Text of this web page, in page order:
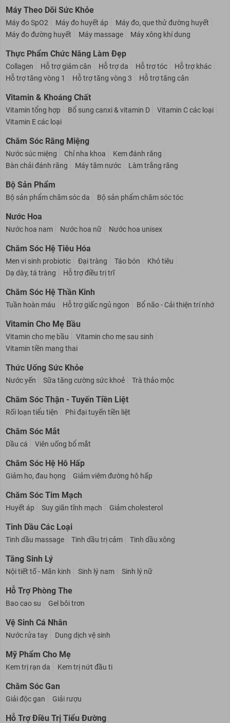
Máy Theo Dõi Sức Khỏe
Máy đo SpO2 Máy đo huyết áp
Máy đo, que thử đường huyết
Máy đo đường huyết
Máy massage Máy xông khí dung
Thực Phẩm Chức Năng Làm Đẹp
Collagen Hỗ trợ giảm cân Hỗ trợ da Hỗ trợ tóc
Hỗ trợ khác
Hỗ trợ tăng vòng 1
Hỗ trợ tăng vòng 3 Hỗ trợ tăng cân
Vitamin & Khoáng Chất
Vitamin tổng hợp Bổ sung canxi & vitamin D
Vitamin C các loại
Vitamin E các loại
Chăm Sóc Răng Miệng
Nước súc miệng Chỉ nha khoa
Kem đánh răng
Bàn chải đánh răng
Máy tăm nước Làm trắng răng
Bộ Sản Phẩm
Bộ sản phẩm chăm sóc da Bộ sản phẩm chăm sóc tóc
Nước Hoa
Nước hoa nam Nước hoa nữ Nước hoa unisex
Chăm Sóc Hệ Tiêu Hóa
Men vi sinh probiotic Đại tràng Táo bón
Khó tiêu
Dạ dày, tá tràng
Hỗ trợ điều trị trĩ
Chăm Sóc Hệ Thần Kinh
Tuần hoàn máu Hỗ trợ giấc ngủ ngon Bổ não - Cải thiện trí nhớ
Vitamin Cho Mẹ Bầu
Vitamin cho mẹ bầu
Vitamin cho mẹ sau sinh
Vitamin tiền mang thai
Thức Uống Sức Khỏe
Nước yến Sữa tăng cường sức khoẻ Trà thảo mộc
Chăm Sóc Thận - Tuyến Tiền Liệt
Rối loạn tiểu tiện Phì đại tuyến tiền liệt
Chăm Sóc Mắt
Dầu cá Viên uống bổ mắt
Chăm Sóc Hệ Hô Hấp
Giảm ho, đau họng Giảm viêm đường hô hấp
Chăm Sóc Tim Mạch
Huyết áp Suy giãn tĩnh mạch Giảm cholesterol
Tinh Dầu Các Loại
Tinh dầu massage Tinh dầu trị cảm Tinh dầu xông
Tăng Sinh Lý
Nội tiết tố - Mãn kinh Sinh lý nam Sinh lý nữ
Hỗ Trợ Phòng The
Bao cao su Gel bôi trơn
Vệ Sinh Cá Nhân
Nước rửa tay Dung dịch vệ sinh
Mỹ Phẩm Cho Mẹ
Kem trị rạn da Kem trị nứt đầu ti
Chăm Sóc Gan
Giải độc gan Giải rượu
Hỗ Trợ Điều Trị Tiểu Đường